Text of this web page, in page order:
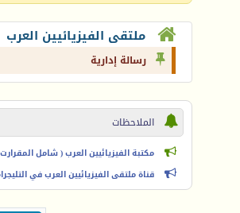
ملتقى الفيزيائيين العرب
رسالة إدارية
الملاحظات
مكتبة الفيزيائيين العرب ( شامل
قناة ملتقى الفيزيائيين العرب في